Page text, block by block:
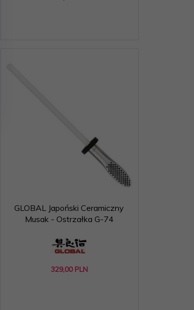
GLOBAL Japoński Ceramiczny
Musak - Ostrzałka G-74
329,00 PLN